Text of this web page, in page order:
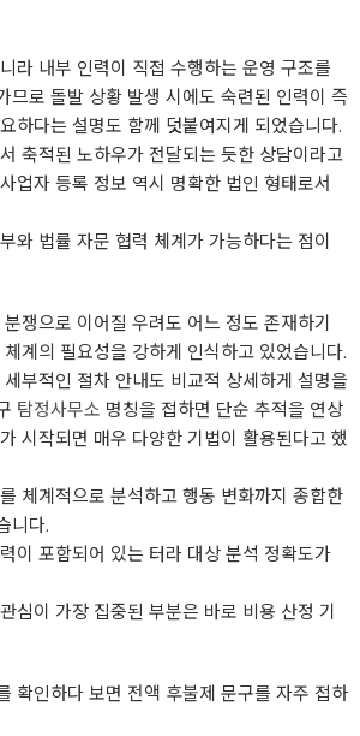
라 내부 인력이 직접 수행하는 운영 구조를
므로 돌발 상황 발생 시에도 숙련된 인력이 즉
하다는 설명도 함께 덧붙여지게 되었습니다.
축적된 노하우가 전달되는 듯한 상담이라고
업자 등록 정보 역시 명확한 법인 형태로서
와 법률 자문 협력 체계가 가능하다는 점이
쟁으로 이어질 우려도 어느 정도 존재하기
계의 필요성을 강하게 인식하고 있었습니다.
부적인 절차 안내도 비교적 상세하게 설명을
탐정사무소 명칭을 접하면 단순 추적을 연상
시작되면 매우 다양한 기법이 활용된다고 했
체계적으로 분석하고 행동 변화까지 종합한
니다.
이 포함되어 있는 터라 대상 분석 정확도가
심이 가장 집중된 부분은 바로 비용 산정 기
확인하다 보면 전액 후불제 문구를 자주 접하